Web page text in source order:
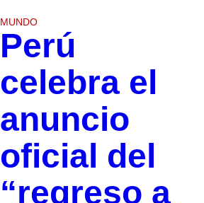
MUNDO
Perú
celebra el
anuncio
oficial del
“regreso a